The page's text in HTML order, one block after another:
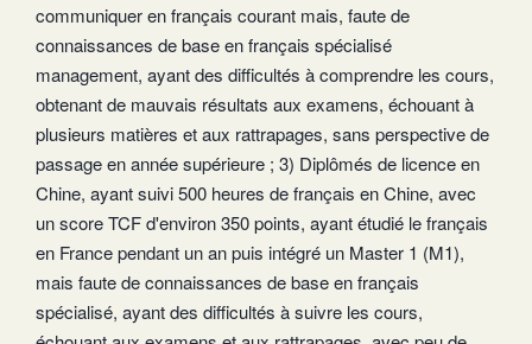
communiquer en français courant mais, faute de
connaissances de base en français spécialisé
management, ayant des difficultés à comprendre les cours,
obtenant de mauvais résultats aux examens, échouant à
plusieurs matières et aux rattrapages, sans perspective de
passage en année supérieure ; 3) Diplômés de licence en
Chine, ayant suivi 500 heures de français en Chine, avec
un score TCF d'environ 350 points, ayant étudié le français
en France pendant un an puis intégré un Master 1 (M1),
mais faute de connaissances de base en français
spécialisé, ayant des difficultés à suivre les cours,